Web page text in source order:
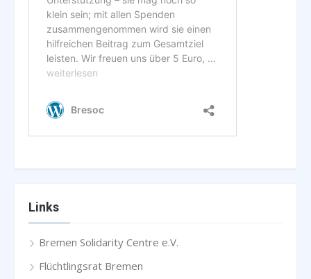
Links
Bremen Solidarity Centre e.V.
Flüchtlingsrat Bremen